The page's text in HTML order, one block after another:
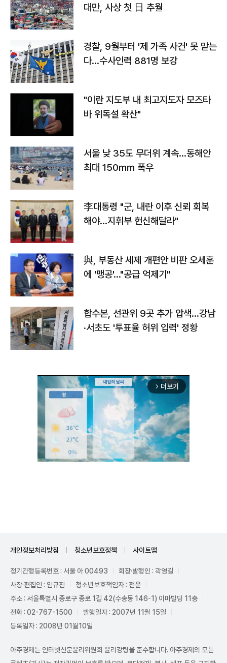
대만, 사상 첫 日 추월
경찰, 9월부터 '제 가족 사건' 못 맡는
다…수사인력 881명 보강
"이란 지도부 내 최고지도자 모즈타
바 위독설 확산"
서울 낮 35도 무더위 계속…동해안
최대 150㎜ 폭우
李대통령 "군, 내란 이후 신뢰 회복
해야…지휘부 헌신해달라"
與, 부동산 세제 개편안 비판 오세훈
에 '맹공'…"공급 억제기"
합수본, 선관위 9곳 추가 압색…강남
·서초도 '투표율 허위 입력' 정황
arrow_forward_ios 더보기
개인정보처리방침 청소년보호정책 사이트맵
정기간행등록번호 : 서울 아 00493
회장·발행인 : 곽영길
사장·편집인 : 임규진
청소년보호책임자 : 전운
주소 : 서울특별시 종로구 종로 1길 42(수송동 146-1) 이마빌딩 11층
전화 : 02-767-1500
발행일자 : 2007년 11월 15일
등록일자 : 2008년 01월10일
아주경제는 인터넷신문윤리위원회 윤리강령을 준수합니다. 아주경제의 모든